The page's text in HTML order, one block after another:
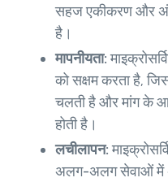
सहज एकीकरण और
है।
मापनीयता:
को सक्षम करता है,
चलती है और मांग के
होती है।
लचीलापन:
अलग-अलग सेवाओं में